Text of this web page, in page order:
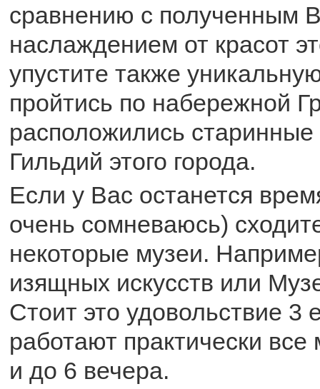
сравнению с полученным
наслаждением от красот
упустите также
пройтись по набережной
расположились
Гильдий этого города.
Если у Вас останется
очень сомневаюсь)
некоторые музеи.
изящных искусств или
Стоит это удовольствие 3
работают практически все
и до 6 вечера.